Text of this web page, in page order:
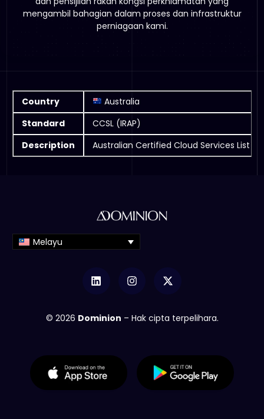
mengambil bahagian dalam proses dan infrastruktur
perniagaan kami.
Country
Standard
Description
Australia
CCSL (IRAP)
Australian Certified Cloud Services List
Melayu
© 2026 Dominion – Hak cipta terpelihara.